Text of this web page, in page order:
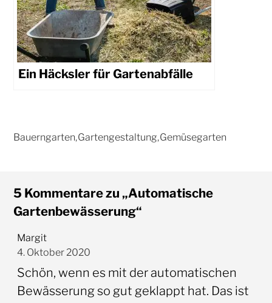
Ein Häcksler für Gartenabfälle
5 Kommentare zu „Automatische
Gartenbewässerung“
Margit
4. Oktober 2020
Schön, wenn es mit der automatischen
Bewässerung so gut geklappt hat. Das ist